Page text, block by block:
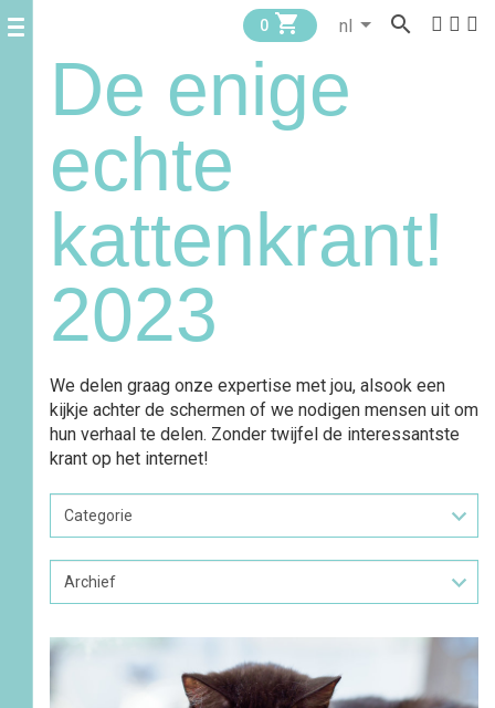
0  
De enige
echte
kattenkrant!
2023
We delen graag onze expertise met jou, alsook een
kijkje achter de schermen of we nodigen mensen uit om
hun verhaal te delen. Zonder twijfel de interessantste
krant op het internet!
Archief